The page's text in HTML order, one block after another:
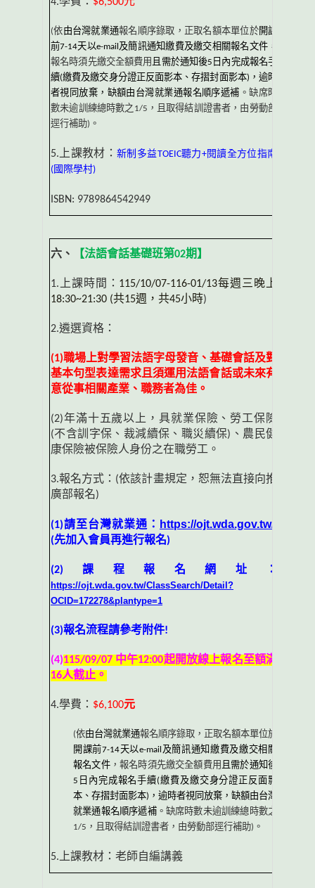
(依 由台灣就業通報名順序錄取，正取名額本單位於開課
前7-14天以e-mail 及簡訊通知繳費及繳交相關報名文件 ，
報名時須先繳交全額費用 且需於通知後5 日內完成報名手
續(繳費及繳交身分證正反面影本、存摺封面影本) ，逾時
者視同放棄，缺額由台灣就業通報名順序遞補 。缺席時
數未逾訓練總時數之 1/5 ，且取得結訓證書者，由勞動部
逕行補助) 。
5.上課教材：新制多益TOEIC聽力+閱讀全方位指南
(國際學村)
ISBN: 9789864542949
六、 【法語會話基礎班第02期】
1.上課時間： 115/10/07-116-01/13每週三晚上
18:30~21:30 (共15週，共45小時)
2.遴選資格：
(1)職場上對學習法語字母發音、基礎會話及對
基本句型表達需求且須運用法語會話或未來有
意從事相關產業、職務者為佳。
(2)年滿十五歲以上，具就業保險、勞工保險
(不含訓字保、裁減續保、職災續保) 、農民健
康保險被保險人身份之在職勞工。
3.報名方式： (依該計畫規定，恕無法直接向推
廣部報名)
(1)請至台灣就業通： https://ojt.wda.gov.tw/
(先加入會員再進行報名)
(2) 課程報名網址：
https://ojt.wda.gov.tw/ClassSearch/Detail?
OCID=172278&plantype=1
(3)報名流程請參考附件!
(4)115/09/07 中午12:00起開放線上報名至額滿
16人截止。
4.學費： $6,100元
(依由台灣就業通報名順序錄取，正取名額本單位於
開課前7-14天以e-mail 及簡訊通知繳費及繳交相關
報名文件，報名時須先繳交全額費用 且需於通知後
5 日內完成報名手續(繳費及繳交身分證正反面影
本、存摺封面影本) ，逾時者視同放棄，缺額由台灣
就業通報名順序遞補。缺席時數未逾訓練總時數之
1/5 ，且取得結訓證書者，由勞動部逕行補助) 。
5.上課教材：老師自編講義